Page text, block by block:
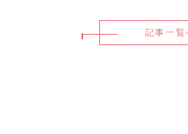
記事一覧